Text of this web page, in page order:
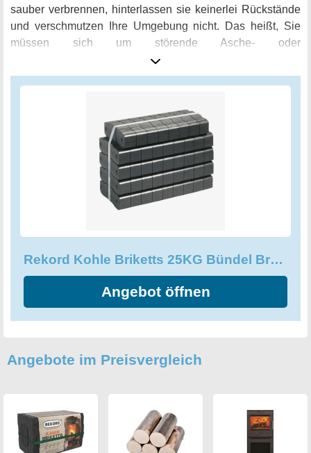
sauber verbrennen, hinterlassen sie keinerlei Rückstände
und verschmutzen Ihre Umgebung nicht. Das heißt, Sie
müssen sich um störende Asche- oder
Rauchentwicklungen keinerlei Sorgen mehr machen! Das
25KG Bündel ist außerdem äußerst praktisch und handlich
verstauen. Ob im Kaminofen zuhause oder in Ihrem
Garten, die Rekord Kohle Briketts sind die ideale Lösung,
um Ihre Freizeit in gemütlicher Atmosphäre entspannt
ausklingen zu lassen. Lassen Sie sich von der Qualität
überzeugen und bestellen Sie noch heute!
Rekord Kohle Briketts 25KG Bündel Braunkohlebriketts für Kaminofen
Angebot öffnen
Angebote im Preisvergleich